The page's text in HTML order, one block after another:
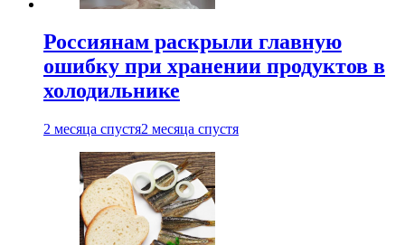
Россиянам раскрыли главную
ошибку при хранении продуктов в
холодильнике
2 месяца спустя2 месяца спустя